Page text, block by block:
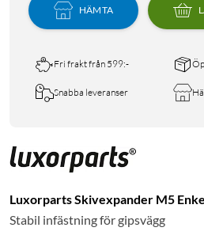
HÄMTA
Fri frakt från 599:-
Snabba leveranser
Luxorparts Skivexpander M5
Stabil infästning för gipsvägg